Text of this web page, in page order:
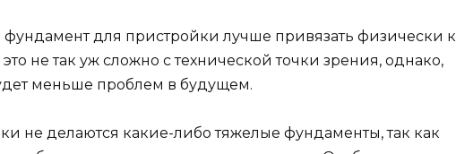
фундамент для пристройки лучше привязать физически к
не так уж сложно с технической точки зрения, однако,
меньше проблем в будущем.
не делаются какие-либо тяжелые фундаменты, так как